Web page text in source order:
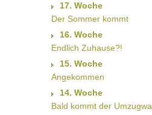
17. Woche
Der Sommer kommt
16. Woche
Endlich Zuhause?!
15. Woche
Angekommen
14. Woche
Bald kommt der